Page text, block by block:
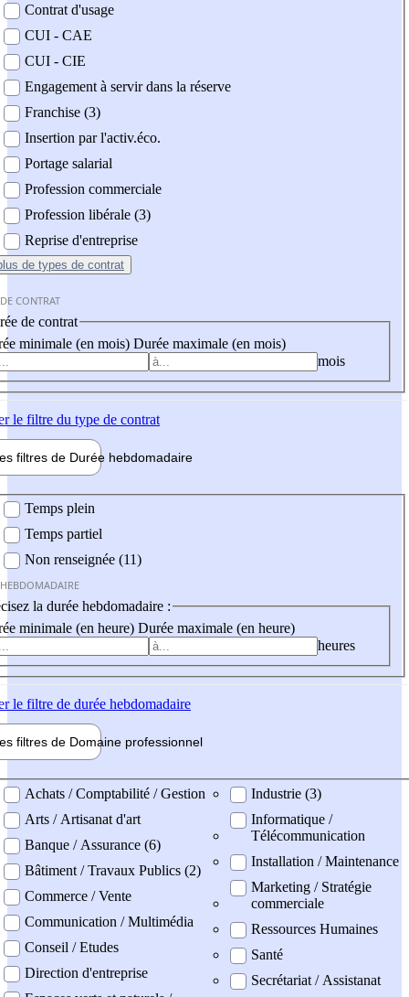
Contrat d'usage
CUI - CAE
CUI - CIE
Engagement à servir dans la réserve
Franchise (3)
Insertion par l'activ.éco.
Portage salarial
Profession commerciale
Profession libérale (3)
Reprise d'entreprise
de types de contrat
CONTRAT
de contrat
minimale (en mois) Durée maximale (en mois)
mois
le filtre du type de contrat
filtres de Durée hebdomadaire
Temps plein
Temps partiel
Non renseignée (11)
la durée hebdomadaire :
minimale (en heure) Durée maximale (en heure)
heures
le filtre de durée hebdomadaire
filtres de Domaine professionnel
professionel
Achats / Comptabilité / Gestion
Arts / Artisanat d'art
Banque / Assurance (6)
Bâtiment / Travaux Publics (2)
Commerce / Vente
Communication / Multimédia
Conseil / Etudes
Direction d'entreprise
Industrie (3)
Informatique /
Télécommunication
Installation / Maintenance
Marketing / Stratégie
commerciale
Ressources Humaines
Santé
Secrétariat / Assistanat